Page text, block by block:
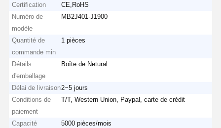
Certification
CE,RoHS
Numéro de
modèle
MB2J401-J1900
Quantité de
commande min
1 pièces
Détails
d'emballage
Boîte de Netural
Délai de livraison2~5 jours
Conditions de
paiement
T/T, Western Union, Paypal, carte de crédit
Capacité
5000 pièces/mois